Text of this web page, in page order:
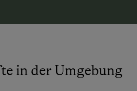
in der Umgebung